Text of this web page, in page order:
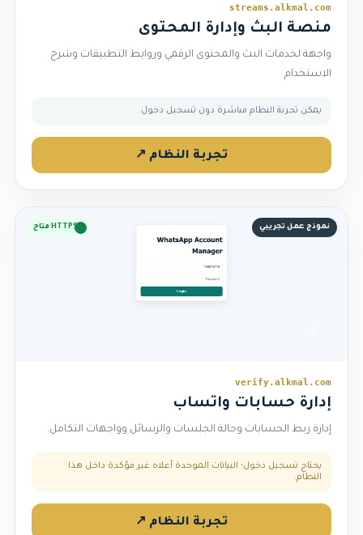
streams.alkmal.com
منصة البث وإدارة المحتوى
واجهة لخدمات البث والمحتوى الرقمي وروابط التطبيقات وشرح
الاستخدام.
يمكن تجربة النظام مباشرة دون تسجيل دخول.
تجربة النظام ↗
نموذج عمل تجريبي HTTPS متاح
verify.alkmal.com
إدارة حسابات واتساب
إدارة ربط الحسابات وحالة الجلسات والرسائل وواجهات التكامل.
يحتاج تسجيل دخول؛ البيانات الموحدة أعلاه غير مؤكدة داخل هذا
النظام.
تجربة النظام ↗